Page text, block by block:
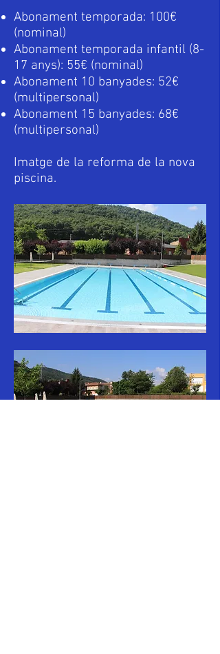
Abonament temporada: 100€
(nominal)
Abonament temporada infantil (8-
17 anys): 55€ (nominal)
Abonament 10 banyades: 52€
(multipersonal)
Abonament 15 banyades: 68€
(multipersonal)
Imatge de la reforma de la nova
piscina.